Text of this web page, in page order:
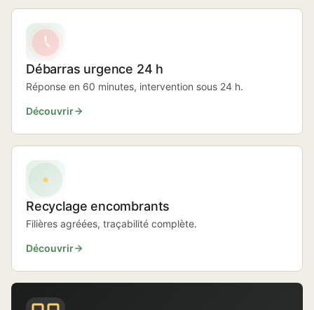
Débarras urgence 24 h
Réponse en 60 minutes, intervention sous 24 h.
Découvrir
Recyclage encombrants
Filières agréées, traçabilité complète.
Découvrir